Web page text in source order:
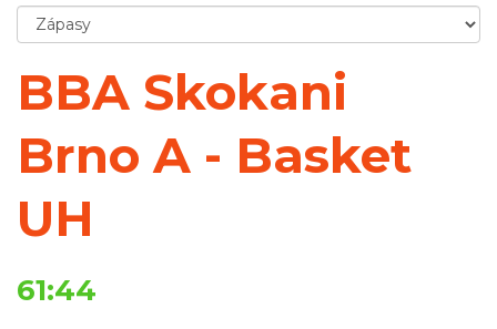
BBA Skokani
Brno A - Basket
UH
61:44